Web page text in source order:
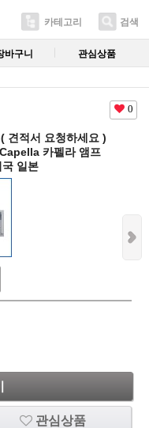
카테고리 검색
바구니 관심상품
0
견적서 요청하세요 )
카펠라 앰프
일본
관심상품